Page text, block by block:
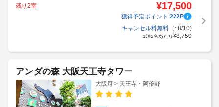
残り2室
¥17,500
獲得予定ポイント:222P
キャンセル料無料（~8/10)
1泊1名あたり¥8,750
アンダの森 大阪天王寺タワー
大阪府 > 天王寺・阿倍野